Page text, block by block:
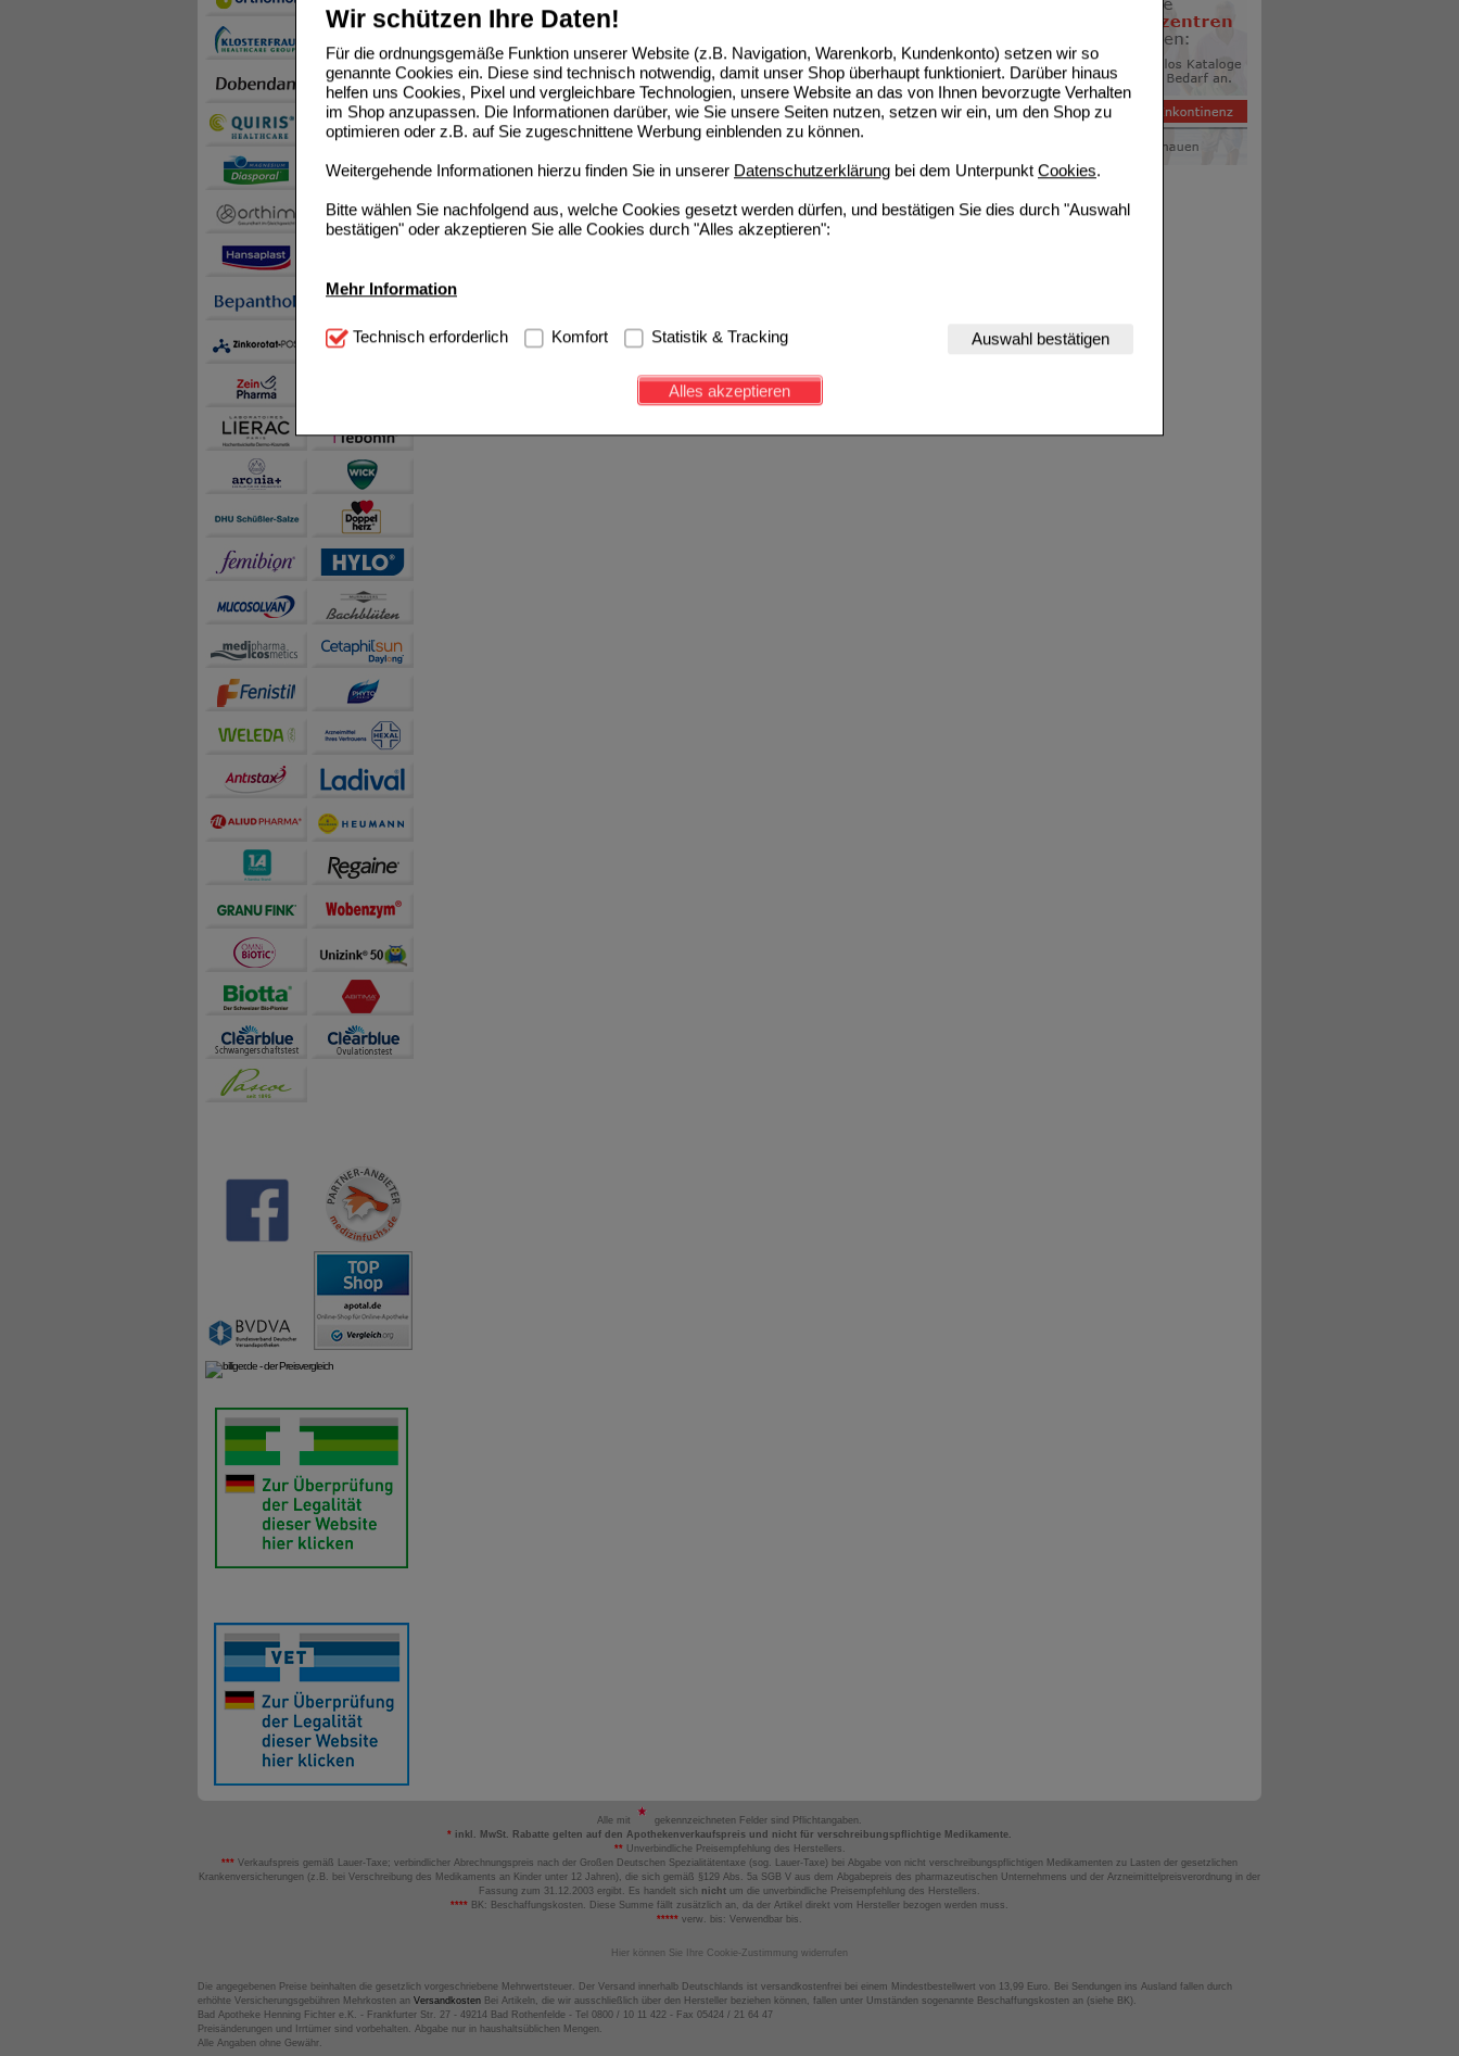
Wir schützen Ihre Daten!
Für die ordnungsgemäße Funktion unserer Website (z.B. Navigation, Warenkorb, Kundenkonto) setzen wir so
genannte Cookies ein. Diese sind technisch notwendig, damit unser Shop überhaupt funktioniert. Darüber hinaus
helfen uns Cookies, Pixel und vergleichbare Technologien, unsere Website an das von Ihnen bevorzugte Verhalten
im Shop anzupassen. Die Informationen darüber, wie Sie unsere Seiten nutzen, setzen wir ein, um den Shop zu
optimieren oder z.B. auf Sie zugeschnittene Werbung einblenden zu können.
Weitergehende Informationen hierzu finden Sie in unserer Datenschutzerklärung bei dem Unterpunkt Cookies.
Bitte wählen Sie nachfolgend aus, welche Cookies gesetzt werden dürfen, und bestätigen Sie dies durch "Auswahl
bestätigen" oder akzeptieren Sie alle Cookies durch "Alles akzeptieren":
Mehr Information
Technisch Notwendig: Hierbei handelt es sich um Cookies, die für die Grundfunktionen unserer Website
notwendig sind (z.B. Navigation, Warenkorb, Kundenkonto), weshalb auf diese nicht verzichtet werden kann.
Diese Cookies werden genutzt um das Einkaufserlebnis noch ansprechender zu gestalten,
beispielsweise für die Wiedererkennung des Besuchers oder unsere Seite an bevorzugte Verhaltensweisen (z.B.
Inhalte anzuzeigen und unser Partnerprogramm zu betreiben.
Statistik & Tracking:
sammeln, mit deren Hilfe wir unsere Website weiter für Sie optimieren können, den Inhalt auf unserer Website aber
auch die Werbung auf Drittseiten möglichst relevant für Sie zu gestalten. Bitte beachten Sie, dass Daten hierfür
Technisch erforderlich Komfort Statistik & Tracking Auswahl bestätigen
Alles akzeptieren
Alle mit
gekennzeichneten Felder sind Pflichtangaben.
* inkl. MwSt. Rabatte gelten auf den Apothekenverkaufspreis und nicht für verschreibungspflichtige Medikamente.
**Unverbindliche Preisempfehlung des Herstellers.
*** Verkaufspreis gemäß Lauer-Taxe; verbindlicher Abrechnungspreis nach der Großen Deutschen Spezialitätentaxe (sog. Lauer-Taxe) bei Abgabe von nicht verschreibungspflichtigen Medikamenten zu Lasten der gesetzlichen
Krankenversicherungen (z.B. bei Verschreibung des Medikaments an Kinder unter 12 Jahren), die sich gemäß §129 Abs. 5a SGB V aus dem Abgabepreis des pharmazeutischen Unternehmens und der Arzneimittelpreisverordnung in der
Fassung zum 31.12.2003 ergibt. Es handelt sich nicht um die unverbindliche Preisempfehlung des Herstellers.
**** BK: Beschaffungskosten. Diese Summe fällt zusätzlich an, da der Artikel direkt vom Hersteller bezogen werden muss.
***** verw. bis: Verwendbar bis.
Hier können Sie Ihre Cookie-Zustimmung widerrufen
Die angegebenen Preise beinhalten die gesetzlich vorgeschriebene Mehrwertsteuer. Der Versand innerhalb Deutschlands ist versandkostenfrei bei einem Mindestbestellwert von 13,99 Euro. Bei Sendungen ins Ausland fallen durch
erhöhte Versicherungsgebühren Mehrkosten an Versandkosten Bei Artikeln, die wir ausschließlich über den Hersteller beziehen können, fallen unter Umständen sogenannte Beschaffungskosten an (siehe BK).
Bad Apotheke Henning Fichter e.K. - Frankfurter Str. 27 - 49214 Bad Rothenfelde - Tel 0800 / 10 11 422 - Fax 05424 / 21 64 47
Preisänderungen und Irrtümer sind vorbehalten. Abgabe nur in haushaltsüblichen Mengen.
Alle Angaben ohne Gewähr.